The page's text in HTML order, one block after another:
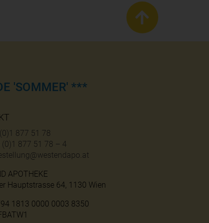
'SOMMER' ***
877 51 78
(0)1 877 51 78 – 4
APOTHEKE
Hauptstrasse 64, 1130 Wien
1813 0000 0003 8350